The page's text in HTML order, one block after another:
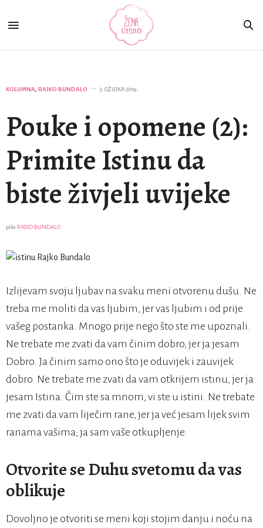
KOLUMNA, RAJKO BUNDALO 3. OŽUJKA 2019.
Pouke i opomene (2):
Primite Istinu da
biste živjeli uvijeke
piše RAJKO BUNDALO
Izlijevam svoju ljubav na svaku meni otvorenu dušu. Ne
treba me moliti da vas ljubim, jer vas ljubim i od prije
vašeg postanka. Mnogo prije nego što ste me upoznali.
Ne trebate me zvati da vam činim dobro, jer ja jesam
Dobro. Ja činim samo ono što je oduvijek i zauvijek
dobro. Ne trebate me zvati da vam otkrijem istinu, jer ja
jesam Istina. Čim ste sa mnom, vi ste u istini. Ne trebate
me zvati da vam liječim rane, jer ja već jesam lijek svim
ranama vašima; ja sam vaše otkupljenje.
Otvorite se Duhu svetomu da vas
oblikuje
Dovoljno je otvoriti se meni koji stojim danju i noću na